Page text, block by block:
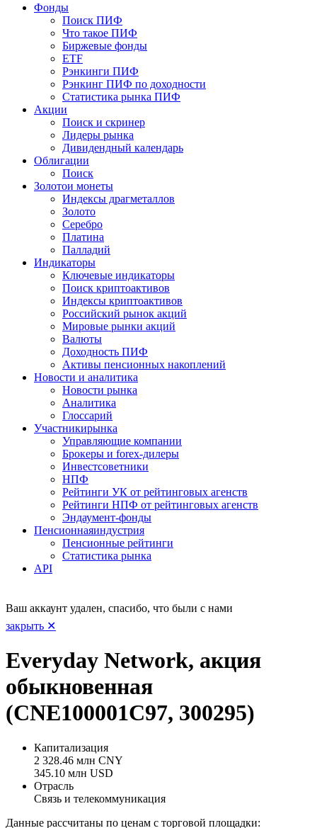
Фонды
Поиск ПИФ
Что такое ПИФ
Биржевые фонды
ETF
Рэнкинги ПИФ
Рэнкинг ПИФ по доходности
Статистика рынка ПИФ
Акции
Поиск и скринер
Лидеры рынка
Дивидендный календарь
Облигации
Поиск
Золотои монеты
Индексы драгметаллов
Золото
Серебро
Платина
Палладий
Индикаторы
Ключевые индикаторы
Поиск криптоактивов
Индексы криптоактивов
Российский рынок акций
Мировые рынки акций
Валюты
Доходность ПИФ
Активы пенсионных накоплений
Новости и аналитика
Новости рынка
Аналитика
Глоссарий
Участникирынка
Управляющие компании
Брокеры и forex-дилеры
Инвестсоветники
НПФ
Рейтинги УК от рейтинговых агенств
Рейтинги НПФ от рейтинговых агенств
Эндаумент-фонды
Пенсионнаяиндустрия
Пенсионные рейтинги
Статистика рынка
API
Ваш аккаунт удален, спасибо, что были с нами
закрыть ✕
Everyday Network, акция
обыкновенная
(CNE100001C97, 300295)
Капитализация
2 328.46 млн CNY
345.10 млн USD
Отрасль
Связь и телекоммуникация
Данные рассчитаны по ценам с торговой площадки: